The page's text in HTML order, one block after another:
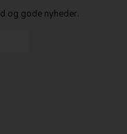
og gode nyheder.